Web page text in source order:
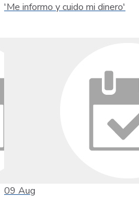
'Me informo y cuido mi dinero'
09 Aug